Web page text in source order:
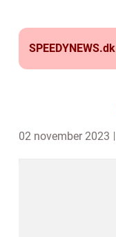
SPEEDYNEWS.dk
02 november 2023